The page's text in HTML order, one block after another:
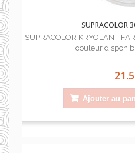
SUPRACOLOR
SUPRACOLOR KRYOLAN -
couleur
Ajouter au